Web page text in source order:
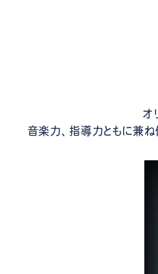
オ
音楽力、指導力ともに兼ね